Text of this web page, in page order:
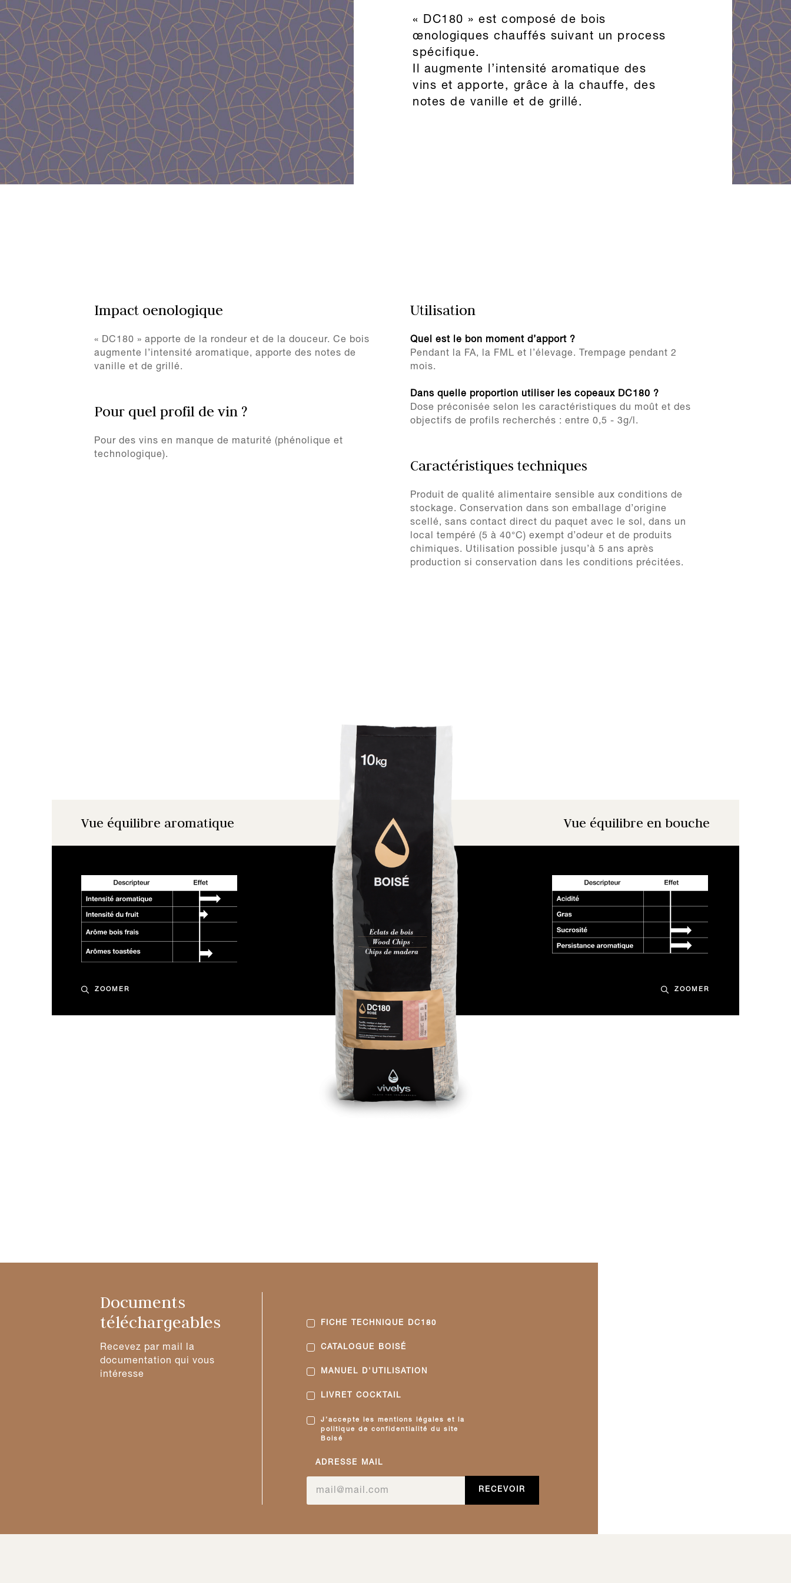
« DC180 » est composé de bois
œnologiques chauffés suivant un process
spécifique.
Il augmente l’intensité aromatique des
vins et apporte, grâce à la chauffe, des
notes de vanille et de grillé.
Impact oenologique
« DC180 » apporte de la rondeur et de la douceur. Ce bois
augmente l’intensité aromatique, apporte des notes de
vanille et de grillé.
Pour quel profil de vin ?
Pour des vins en manque de maturité (phénolique et
technologique).
Utilisation
Quel est le bon moment d’apport ?
Pendant la FA, la FML et l’élevage. Trempage pendant 2
mois.
Dans quelle proportion utiliser les copeaux DC180 ?
Dose préconisée selon les caractéristiques du moût et des
objectifs de profils recherchés : entre 0,5 - 3g/l.
Caractéristiques techniques
Produit de qualité alimentaire sensible aux conditions de
stockage. Conservation dans son emballage d’origine
scellé, sans contact direct du paquet avec le sol, dans un
local tempéré (5 à 40°C) exempt d’odeur et de produits
chimiques. Utilisation possible jusqu’à 5 ans après
production si conservation dans les conditions précitées.
Vue équilibre aromatique
ZOOMER
Vue équilibre en bouche
ZOOMER
Documents
téléchargeables
Recevez par mail la
documentation qui vous
intéresse
FICHE TECHNIQUE DC180
CATALOGUE BOISÉ
MANUEL D'UTILISATION
LIVRET COCKTAIL
J’accepte les mentions légales et la
politique de confidentialité du site
Boisé
ADRESSE MAIL